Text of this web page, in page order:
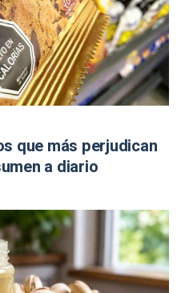
que más perjudican
a diario